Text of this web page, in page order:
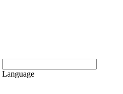
Language